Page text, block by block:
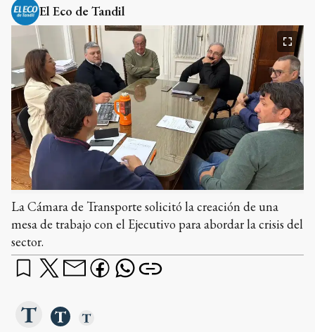
El Eco de Tandil
La Cámara de Transporte solicitó la creación de una
mesa de trabajo con el Ejecutivo para abordar la crisis del
sector.